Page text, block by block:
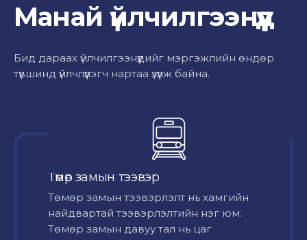
Манай үйлчилгээнүүд
Бид дараах үйлчилгээнүүдийг мэргэжлийн өндөр
түвшинд үйлчлүүлэгч нартаа үзүүлж байна.
Төмөр замын тээвэр
Төмөр замын тээвэрлэлт нь хамгийн
найдвартай тээвэрлэлтийн нэг юм.
Төмөр замын давуу тал нь цаг